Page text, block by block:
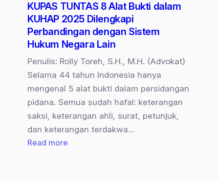
KUPAS TUNTAS 8 Alat Bukti dalam
KUHAP 2025 Dilengkapi
Perbandingan dengan Sistem
Hukum Negara Lain
Penulis: Rolly Toreh, S.H., M.H. (Advokat)
Selama 44 tahun Indonesia hanya
mengenal 5 alat bukti dalam persidangan
pidana. Semua sudah hafal: keterangan
saksi, keterangan ahli, surat, petunjuk,
dan keterangan terdakwa…
Read more